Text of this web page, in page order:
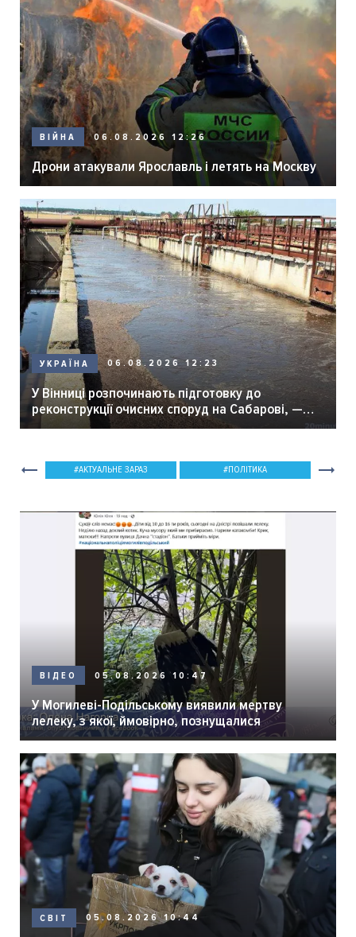
ВІЙНА 06.08.2026 12:26
Дрони атакували Ярославль і летять на Москву
УКРАЇНА 06.08.2026 12:23
У Вінниці розпочинають підготовку до
реконструкції очисних споруд на Сабарові, —
мер Вінниці.
АКТУАЛЬНЕ ЗАРАЗ ПОЛІТИКА
ВІДЕО 05.08.2026 10:47
У Могилеві-Подільському виявили мертву
лелеку, з якої, ймовірно, познущалися
СВІТ 05.08.2026 10:44